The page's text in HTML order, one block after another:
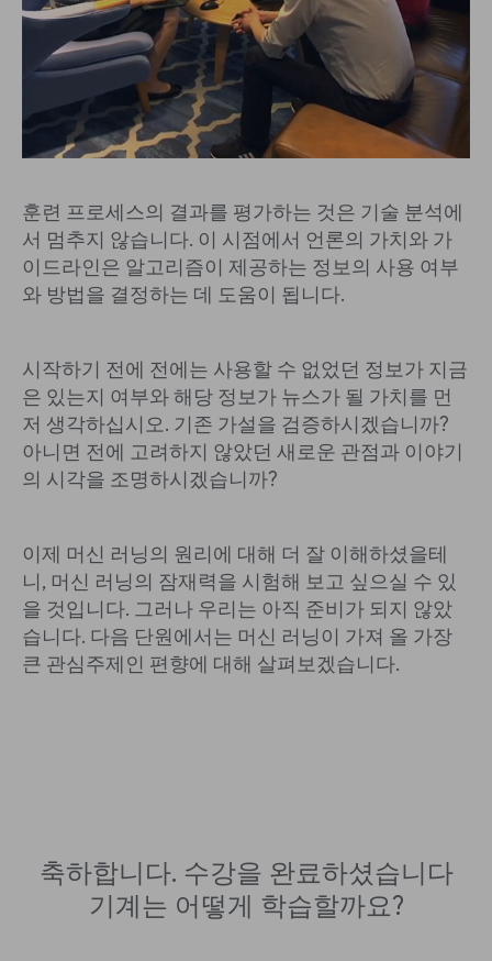
훈련 프로세스의 결과를 평가하는 것은 기술 분석에
서 멈추지 않습니다. 이 시점에서 언론의 가치와 가
이드라인은 알고리즘이 제공하는 정보의 사용 여부
와 방법을 결정하는 데 도움이 됩니다.
시작하기 전에 전에는 사용할 수 없었던 정보가 지금
은 있는지 여부와 해당 정보가 뉴스가 될 가치를 먼
저 생각하십시오. 기존 가설을 검증하시겠습니까?
아니면 전에 고려하지 않았던 새로운 관점과 이야기
의 시각을 조명하시겠습니까?
이제 머신 러닝의 원리에 대해 더 잘 이해하셨을테
니, 머신 러닝의 잠재력을 시험해 보고 싶으실 수 있
을 것입니다. 그러나 우리는 아직 준비가 되지 않았
습니다. 다음 단원에서는 머신 러닝이 가져 올 가장
큰 관심주제인 편향에 대해 살펴보겠습니다.
축하합니다. 수강을 완료하셨습니다
기계는 어떻게 학습할까요?